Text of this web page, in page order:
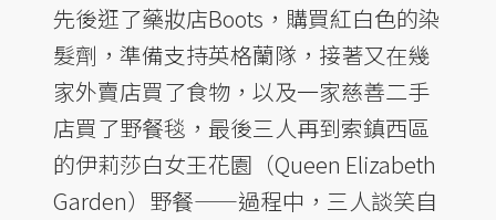
先後逛了藥妝店Boots，購買紅白色的染
髮劑，準備支持英格蘭隊，接著又在幾
家外賣店買了食物，以及一家慈善二手
店買了野餐毯，最後三人再到索鎮西區
的伊莉莎白女王花園（Queen Elizabeth
Garden）野餐——過程中，三人談笑自